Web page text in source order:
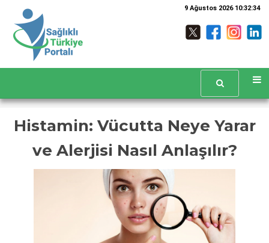
9 Ağustos 2026 10:32:35
Histamin: Vücutta Neye Yarar
ve Alerjisi Nasıl Anlaşılır?